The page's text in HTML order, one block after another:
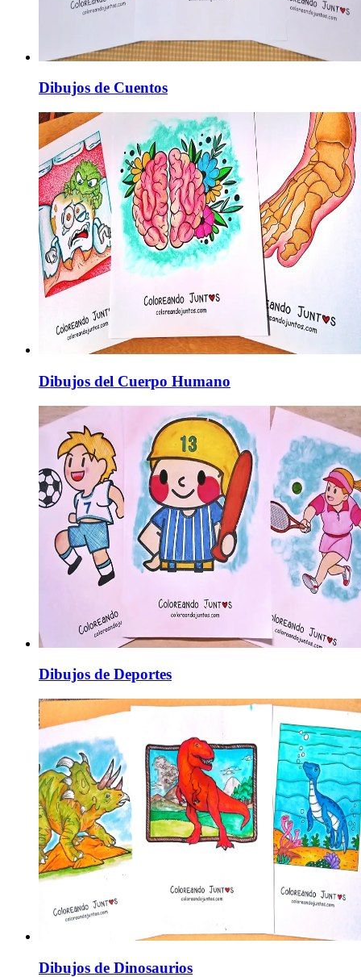
Dibujos de Cuentos
Dibujos del Cuerpo Humano
Dibujos de Deportes
Dibujos de Dinosaurios